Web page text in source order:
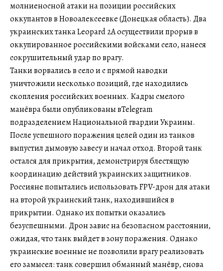
молниеносной атаки на позиции российских
оккупантов в Новоалексеевке (Донецкая область). Два
украинских танка Leopard 2А осуществили прорыв в
оккупированное российскими войсками село, нанеся
сокрушительный удар по врагу.
Танки ворвались в село и с прямой наводки
уничтожили несколько позиций, где находились
скопления российских военных. Кадры смелого
манёвра были опубликованы вTelegram
подразделением Национальной гвардии Украины.
После успешного поражения целей один из танков
выпустил дымовую завесу и начал отход. Второй танк
остался для прикрытия, демонстрируя блестящую
координацию действий украинских защитников.
Россияне попытались использовать FPV-дрон для атаки
на второй украинский танк, находившийся в
прикрытии. Однако их попытки оказались
безуспешными. Дрон завис на безопасном расстоянии,
ожидая, что танк выйдет в зону поражения. Однако
украинские военные не позволили врагу реализовать
его замысел: танк совершил обманный манёвр, снова